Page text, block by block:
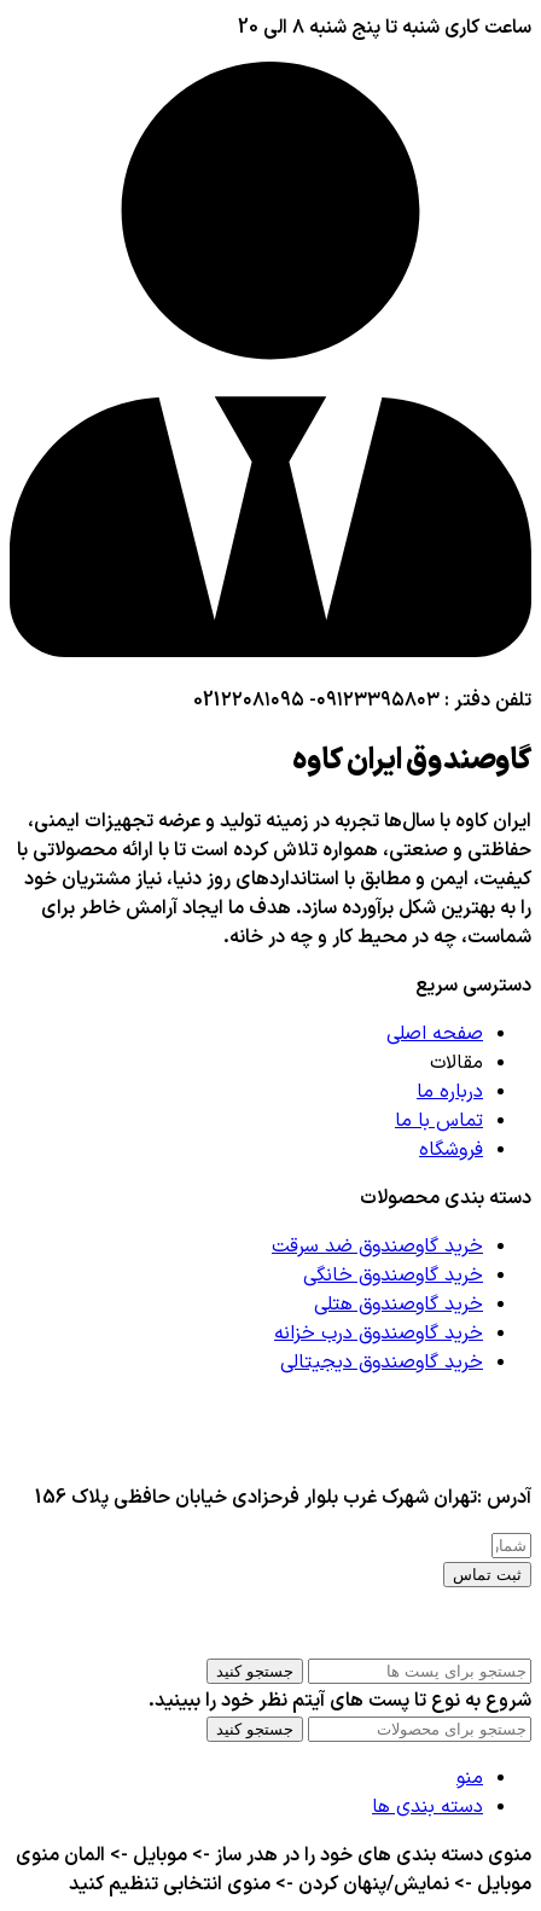
ساعت کاری شنبه تا پنج شنبه ۸ الی 20
تلفن دفتر : ۰۹۱۲۳۳۹۵۸۰۳- 021۲۲۰۸۱۰۹۵
گاوصندوق ایران کاوه
ایران کاوه با سال‌ها تجربه در زمینه تولید و عرضه تجهیزات ایمنی،
حفاظتی و صنعتی، همواره تلاش کرده است تا با ارائه محصولاتی با
کیفیت، ایمن و مطابق با استانداردهای روز دنیا، نیاز مشتریان خود
را به بهترین شکل برآورده سازد. هدف ما ایجاد آرامش خاطر برای
شماست، چه در محیط کار و چه در خانه.
دسترسی سریع
صفحه اصلی
مقالات
درباره ما
تماس با ما
فروشگاه
دسته بندی محصولات
خرید گاوصندوق ضد سرقت
خرید گاوصندوق خانگی
خرید گاوصندوق هتلی
خرید گاوصندوق درب خزانه
خرید گاوصندوق دیجیتالی
آدرس :تهران شهرک غرب بلوار فرحزادی خیابان حافظی پلاک 156
ثبت تماس
جستجو کنید
شروع به نوع تا پست های آیتم نظر خود را ببینید.
جستجو کنید
منو
دسته بندی ها
منوی دسته بندی های خود را در هدر ساز -> موبایل -> المان منوی
موبایل -> نمایش/پنهان کردن -> منوی انتخابی تنظیم کنید